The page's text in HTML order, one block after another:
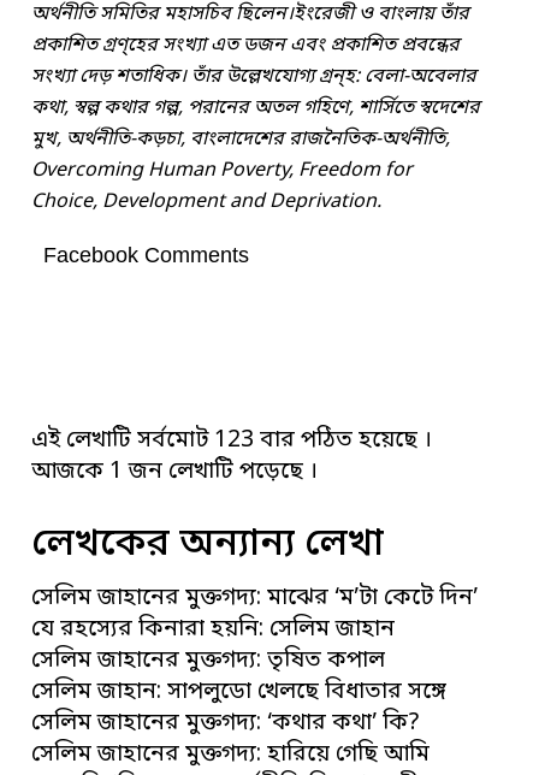
অর্থনীতি সমিতির মহাসচিব ছিলেন।ইংরেজী ও বাংলায় তাঁর
প্রকাশিত গ্রণ্হের সংখ্যা এত ডজন এবং প্রকাশিত প্রবন্ধের
সংখ্যা দেড় শতাধিক। তাঁর উল্লেখযোগ্য গ্রন্হ: বেলা-অবেলার
কথা, স্বল্প কথার গল্প, পরানের অতল গহিণে, শার্সিতে স্বদেশের
মুখ, অর্থনীতি-কড়চা, বাংলাদেশের রাজনৈতিক-অর্থনীতি,
Overcoming Human Poverty, Freedom for
Choice, Development and Deprivation.
Facebook Comments
এই লেখাটি সর্বমোট 123 বার পঠিত হয়েছে ।
আজকে 1 জন লেখাটি পড়েছে ।
লেখকের অন্যান্য লেখা
সেলিম জাহানের মুক্তগদ্য: মাঝের ‘ম’টা কেটে দিন’
যে রহস্যের কিনারা হয়নি: সেলিম জাহান
সেলিম জাহানের মুক্তগদ্য: তৃষিত কপাল
সেলিম জাহান: সাপলুডো খেলছে বিধাতার সঙ্গে
সেলিম জাহানের মুক্তগদ্য: ‘কথার কথা’ কি?
সেলিম জাহানের মুক্তগদ্য: হারিয়ে গেছি আমি